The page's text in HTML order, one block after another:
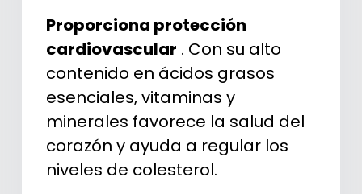
Proporciona protección
cardiovascular . Con su alto
contenido en ácidos grasos
esenciales, vitaminas y
minerales favorece la salud del
corazón y ayuda a regular los
niveles de colesterol.